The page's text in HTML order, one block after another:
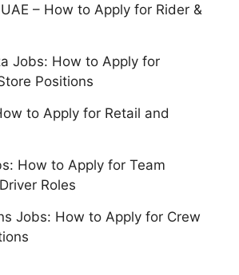
– How to Apply for Rider &
Jobs: How to Apply for
Positions
to Apply for Retail and
How to Apply for Team
Roles
Jobs: How to Apply for Crew